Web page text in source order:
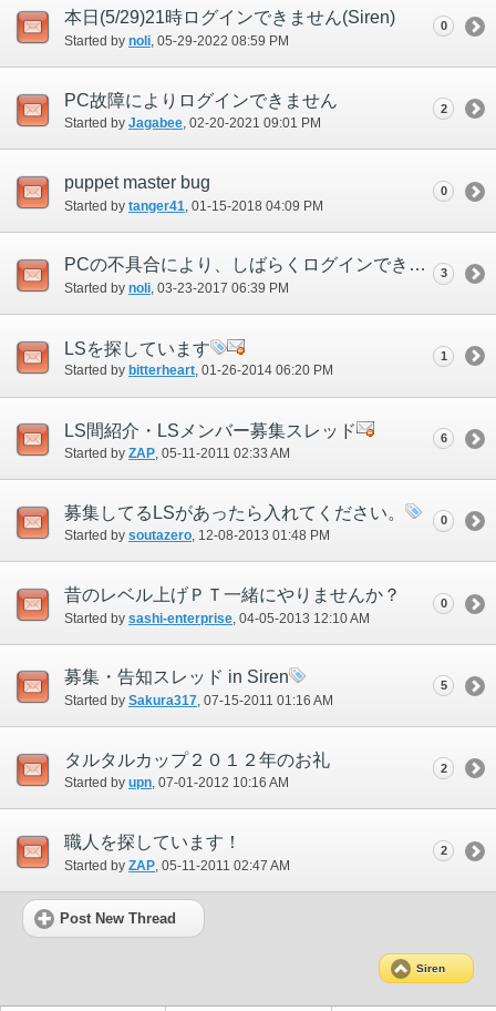
本日(5/29)21時ログインできません(Siren)
Started by noli‎, 05-29-2022 08:59 PM
0
PC故障によりログインできません
Started by Jagabee‎, 02-20-2021 09:01 PM
2
puppet master bug
Started by tanger41 ‎, 01-15-2018 04:09 PM
0
PCの不具合により、しばらくログインできそうもありません
Started by noli‎, 03-23-2017 06:39 PM
3
LSを探しています
Started by bitterheart‎, 01-26-2014 06:20 PM
1
LS間紹介・LSメンバー募集スレッド
Started by ZAP ‎, 05-11-2011 02:33 AM
6
募集してるLSがあったら入れてください。
Started by soutazero‎, 12-08-2013 01:48 PM
0
昔のレベル上げＰＴ一緒にやりませんか？
Started by sashi-enterprise ‎, 04-05-2013 12:10 AM
0
募集・告知スレッド in Siren
Started by Sakura317‎, 07-15-2011 01:16 AM
5
タルタルカップ２０１２年のお礼
Started by upn‎, 07-01-2012 10:16 AM
2
職人を探しています！
Started by ZAP ‎, 05-11-2011 02:47 AM
2
Post New Thread
Siren